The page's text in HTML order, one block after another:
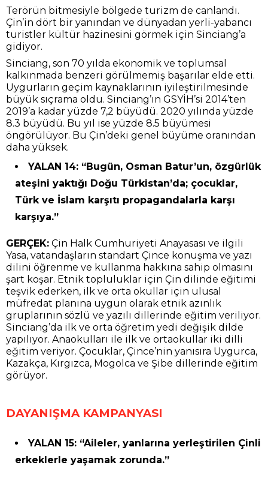
Terörün bitmesiyle bölgede turizm de canlandı.
Çin’in dört bir yanından ve dünyadan yerli-yabancı
turistler kültür hazinesini görmek için Sinciang’a
gidiyor.
Sinciang, son 70 yılda ekonomik ve toplumsal
kalkınmada benzeri görülmemiş başarılar elde etti.
Uygurların geçim kaynaklarının iyileştirilmesinde
büyük sıçrama oldu. Sinciang’ın GSYİH’si 2014’ten
2019’a kadar yüzde 7,2 büyüdü. 2020 yılında yüzde
8.3 büyüdü. Bu yıl ise yüzde 8.5 büyümesi
öngörülüyor. Bu Çin’deki genel büyüme oranından
daha yüksek.
YALAN 14: “Bugün, Osman Batur’un, özgürlük
ateşini yaktığı Doğu Türkistan’da; çocuklar,
Türk ve İslam karşıtı propagandalarla karşı
karşıya.”
GERÇEK: Çin Halk Cumhuriyeti Anayasası ve ilgili
Yasa, vatandaşların standart Çince konuşma ve yazı
dilini öğrenme ve kullanma hakkına sahip olmasını
şart koşar. Etnik topluluklar için Çin dilinde eğitimi
teşvik ederken, ilk ve orta okullar için ulusal
müfredat planına uygun olarak etnik azınlık
gruplarının sözlü ve yazılı dillerinde eğitim veriliyor.
Sinciang’da ilk ve orta öğretim yedi değişik dilde
yapılıyor. Anaokulları ile ilk ve ortaokullar iki dilli
eğitim veriyor. Çocuklar, Çince’nin yanısıra Uygurca,
Kazakça, Kırgızca, Mogolca ve Şibe dillerinde eğitim
görüyor.
DAYANIŞMA KAMPANYASI
YALAN 15: “Aileler, yanlarına yerleştirilen Çinli
erkeklerle yaşamak zorunda.”